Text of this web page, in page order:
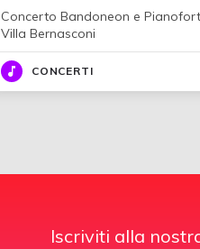
Concerto Bandoneon e
Villa Bernasconi
CONCERTI
Iscriviti alla